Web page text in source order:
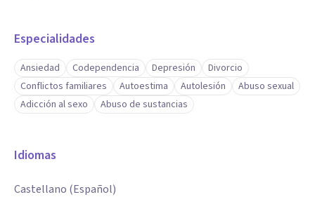
Especialidades
Ansiedad Codependencia Depresión
Divorcio
Conflictos familiares
Autoestima Autolesión
Abuso sexual
Adicción al sexo
Abuso de sustancias
Idiomas
Castellano (Español)